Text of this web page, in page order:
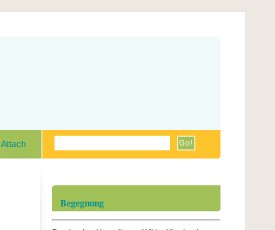
Attach
Begegnung